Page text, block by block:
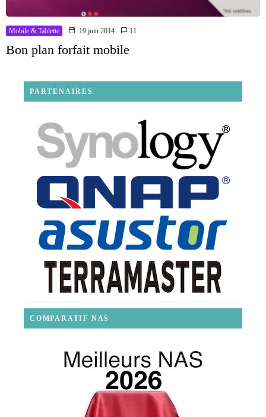
Mobile & Tablette 19 juin 2014 11
Bon plan forfait mobile
PARTENAIRES
COMPARATIF NAS